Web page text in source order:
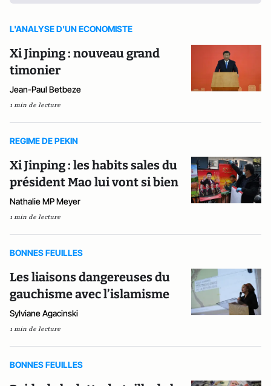
L'ANALYSE D'UN ECONOMISTE
Xi Jinping : nouveau grand
timonier
Jean-Paul Betbeze
1 min de lecture
REGIME DE PEKIN
Xi Jinping : les habits sales du
président Mao lui vont si bien
Nathalie MP Meyer
1 min de lecture
BONNES FEUILLES
Les liaisons dangereuses du
gauchisme avec l’islamisme
Sylviane Agacinski
1 min de lecture
BONNES FEUILLES